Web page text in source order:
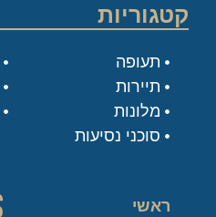
קטגוריות
תעופה
תיירות
מלונות
סוכני נסיעות
ראשי